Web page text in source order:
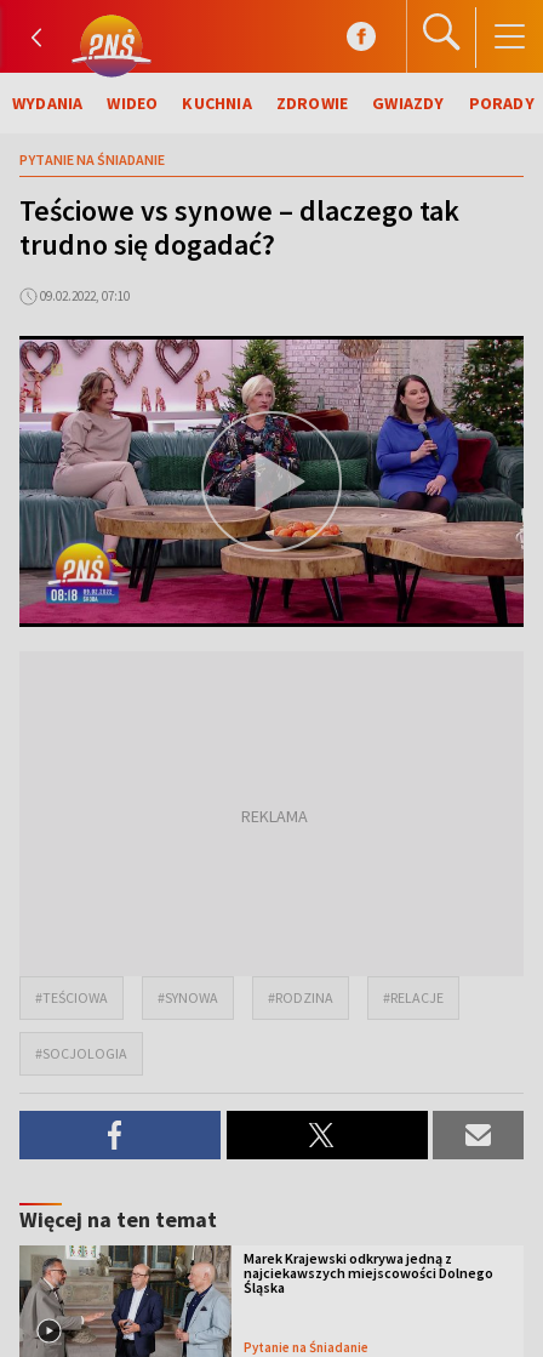
WYDANIA WIDEO KUCHNIA ZDROWIE GWIAZDY PORADY
PYTANIE NA ŚNIADANIE
Teściowe vs synowe – dlaczego tak
trudno się dogadać?
09.02.2022, 07:10
#TEŚCIOWA #SYNOWA #RODZINA #RELACJE
#SOCJOLOGIA
Więcej na ten temat
Marek Krajewski odkrywa jedną z
najciekawszych miejscowości Dolnego
Śląska
Pytanie na Śniadanie